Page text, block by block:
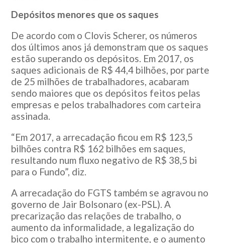
Depósitos menores que os saques
De acordo com o Clovis Scherer, os números
dos últimos anos já demonstram que os saques
estão superando os depósitos. Em 2017, os
saques adicionais de R$ 44,4 bilhões, por parte
de 25 milhões de trabalhadores, acabaram
sendo maiores que os depósitos feitos pelas
empresas e pelos trabalhadores com carteira
assinada.
“Em 2017, a arrecadação ficou em R$ 123,5
bilhões contra R$ 162 bilhões em saques,
resultando num fluxo negativo de R$ 38,5 bi
para o Fundo”, diz.
A arrecadação do FGTS também se agravou no
governo de Jair Bolsonaro (ex-PSL). A
precarização das relações de trabalho, o
aumento da informalidade, a legalização do
bico com o trabalho intermitente, e o aumento